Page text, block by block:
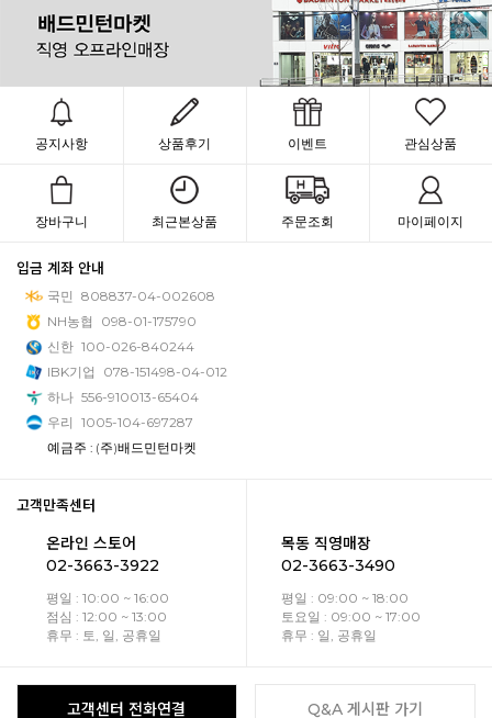
공지사항 상품후기 이벤트 관심상품
장바구니 최근본상품 주문조회 마이페이지
입금 계좌 안내
국민 808837-04-002608
NH농협
098-01-175790
신한 100-026-840244
IBK기업
078-151498-04-012
하나 556-910013-65404
우리 1005-104-697287
예금주 : (주)배드민턴마켓
고객만족센터
온라인 스토어
02-3663-3922
평일 : 10:00 ~ 16:00
점심 : 12:00 ~ 13:00
휴무 : 토, 일, 공휴일
목동 직영매장
02-3663-3490
평일 : 09:00 ~ 18:00
토요일 : 09:00 ~ 17:00
휴무 : 일, 공휴일
고객센터 전화연결 Q&A 게시판 가기